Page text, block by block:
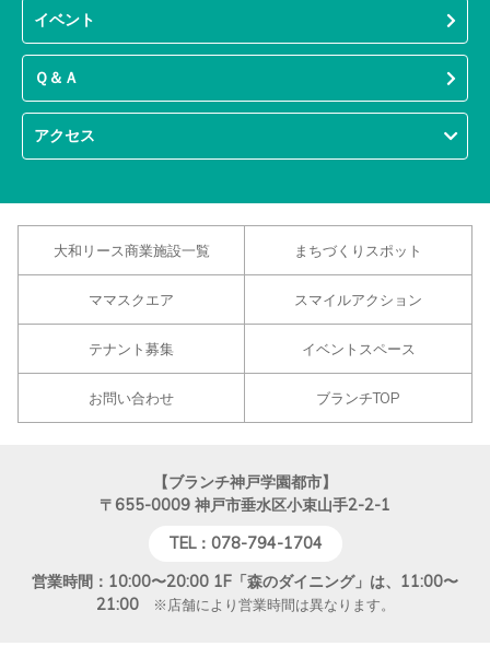
イベント
Ｑ＆Ａ
アクセス
大和リース商業施設一覧 まちづくりスポット
ママスクエア スマイルアクション
テナント募集 イベントスペース
お問い合わせ ブランチTOP
【ブランチ神戸学園都市】
〒655-0009 神戸市垂水区小束山手2-2-1
TEL：078-794-1704
営業時間：10:00〜20:00 1F「森のダイニング」は、11:00〜
21:00※店舗により営業時間は異なります。